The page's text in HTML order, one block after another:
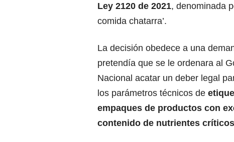
Ley 2120 de 2021, denominada
comida chatarra’.
La decisión obedece a una
pretendía que se le ordenara al
Nacional acatar un deber legal
los parámetros técnicos de
empaques de productos con
contenido de nutrientes críticos